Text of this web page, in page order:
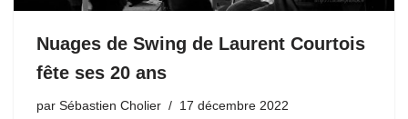
Nuages de Swing de Laurent Courtois
fête ses 20 ans
par Sébastien Cholier 17 décembre 2022